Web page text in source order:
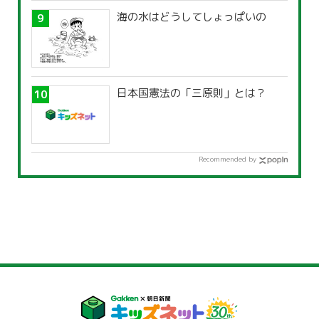
海の水はどうしてしょっぱいの
日本国憲法の「三原則」とは？
Recommended by